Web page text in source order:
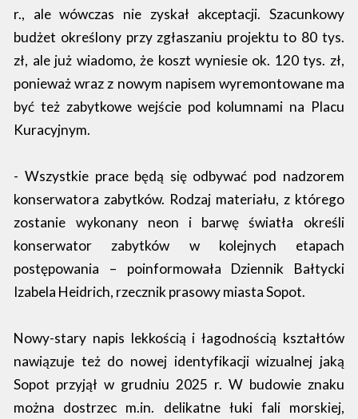
r., ale wówczas nie zyskał akceptacji. Szacunkowy
budżet określony przy zgłaszaniu projektu to 80 tys.
zł, ale już wiadomo, że koszt wyniesie ok. 120 tys. zł,
ponieważ wraz z nowym napisem wyremontowane ma
być też zabytkowe wejście pod kolumnami na Placu
Kuracyjnym.
- Wszystkie prace będą się odbywać pod nadzorem
konserwatora zabytków. Rodzaj materiału, z którego
zostanie wykonany neon i barwę światła określi
konserwator zabytków w kolejnych etapach
postępowania – poinformowała Dziennik Bałtycki
Izabela Heidrich, rzecznik prasowy miasta Sopot.
Nowy-stary napis lekkością i łagodnością kształtów
nawiązuje też do nowej identyfikacji wizualnej jaką
Sopot przyjął w grudniu 2025 r. W budowie znaku
można dostrzec m.in. delikatne łuki fali morskiej,